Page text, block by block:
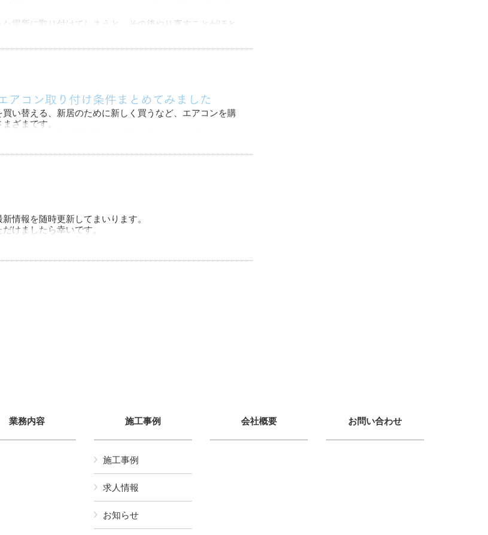
た場所に取り付けてしまうと、その後やり直すことがほと
く購入したり、新築のお家に取り付けるときは慎重にな
アコン取り付け条件まとめてみました
い替える、新居のために新しく買うなど、エアコンを購
ざまです。
のであっても、買ったことがない方にとっては、エアコ
すよね。大手量販店などが
情報を随時更新してまいります。
けましたら幸いです。
業務内容 施工事例
施工事例
求人情報
お知らせ
会社概要 お問い合わせ